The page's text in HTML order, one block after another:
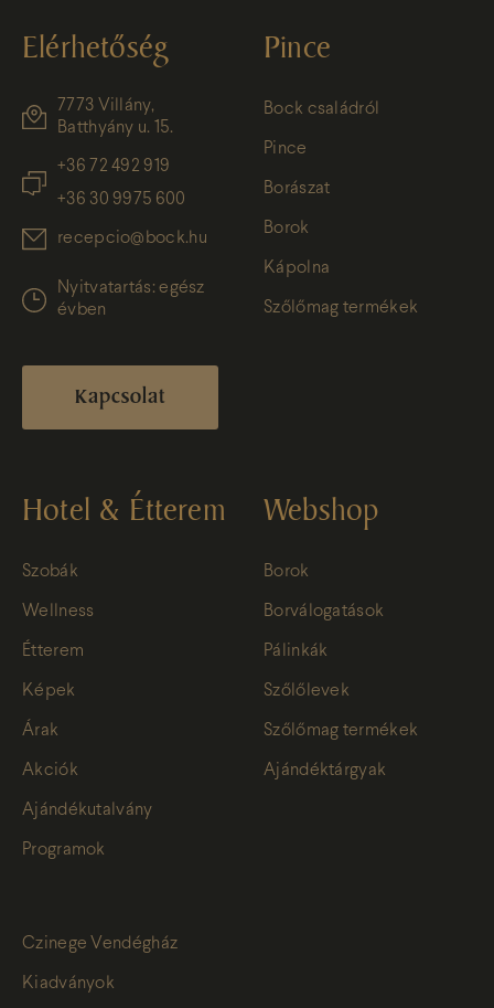
Elérhetőség
7773 Villány,
Batthyány u. 15.
+36 72 492 919
+36 30 9975 600
recepcio@bock.hu
Nyitvatartás: egész
évben
Kapcsolat
Pince
Bock családról
Pince
Borászat
Borok
Kápolna
Szőlőmag termékek
Hotel & Étterem
Szobák
Wellness
Étterem
Képek
Árak
Akciók
Ajándékutalvány
Programok
Webshop
Borok
Borválogatások
Pálinkák
Szőlőlevek
Szőlőmag termékek
Ajándéktárgyak
Czinege Vendégház
Kiadványok